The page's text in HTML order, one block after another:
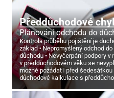
Předdůchodové
Plánování odchodu do
Kontrola průběhu pojištění je
základ
Nepromyšlený odchod
důchodu
Nevyčerpání podpory v
v předdůchodovém věku se
možné požádat i před šedesátkou
důchodové kalkulace s